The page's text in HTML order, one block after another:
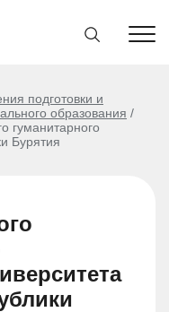
подготовки и
образования
гуманитарного
Бурятия